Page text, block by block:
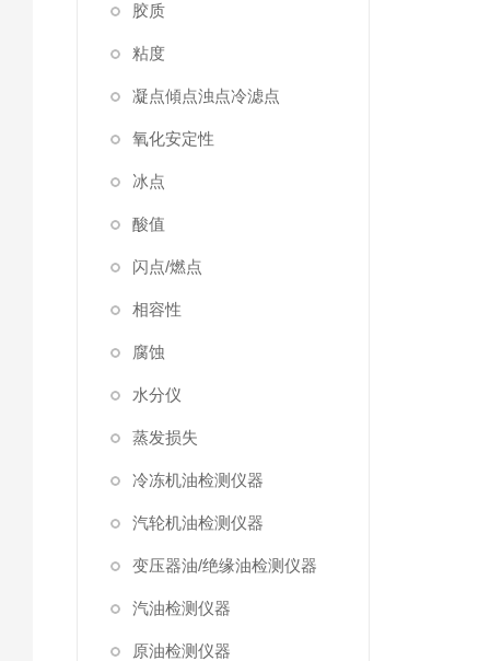
胶质
粘度
凝点傾点浊点冷滤点
氧化安定性
冰点
酸值
闪点/燃点
相容性
腐蚀
水分仪
蒸发损失
冷冻机油检测仪器
汽轮机油检测仪器
变压器油/绝缘油检测仪器
汽油检测仪器
原油检测仪器